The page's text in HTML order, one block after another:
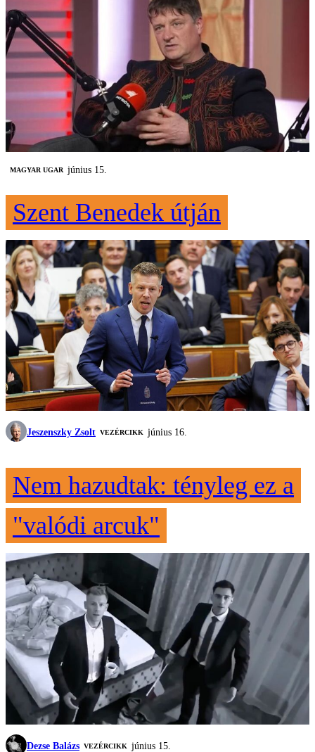
MAGYAR UGAR június 15.
Szent Benedek útján
Jeszenszky Zsolt VEZÉRCIKK június 16.
Nem hazudtak: tényleg ez a
"valódi arcuk"
Dezse Balázs VEZÉRCIKK június 15.